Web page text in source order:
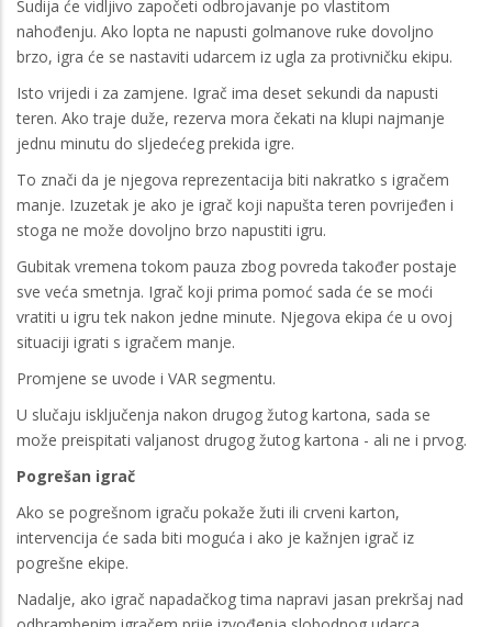
Sudija će vidljivo započeti odbrojavanje po vlastitom
nahođenju. Ako lopta ne napusti golmanove ruke dovoljno
brzo, igra će se nastaviti udarcem iz ugla za protivničku ekipu.
Isto vrijedi i za zamjene. Igrač ima deset sekundi da napusti
teren. Ako traje duže, rezerva mora čekati na klupi najmanje
jednu minutu do sljedećeg prekida igre.
To znači da je njegova reprezentacija biti nakratko s igračem
manje. Izuzetak je ako je igrač koji napušta teren povrijeđen i
stoga ne može dovoljno brzo napustiti igru.
Gubitak vremena tokom pauza zbog povreda također postaje
sve veća smetnja. Igrač koji prima pomoć sada će se moći
vratiti u igru ​​tek nakon jedne minute. Njegova ekipa će u ovoj
situaciji igrati s igračem manje.
Promjene se uvode i VAR segmentu.
U slučaju isključenja nakon drugog žutog kartona, sada se
može preispitati valjanost drugog žutog kartona - ali ne i prvog.
Pogrešan igrač
Ako se pogrešnom igraču pokaže žuti ili crveni karton,
intervencija će sada biti moguća i ako je kažnjen igrač iz
pogrešne ekipe.
Nadalje, ako igrač napadačkog tima napravi jasan prekršaj nad